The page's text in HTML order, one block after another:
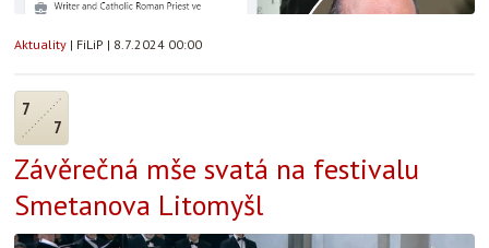
Aktuality | FiLiP | 8.7.2024 00:00
7
7
Závěrečná mše svatá na festivalu
Smetanova Litomyšl